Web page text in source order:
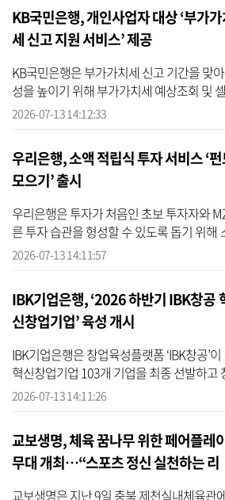
KB국민은행, 개인사업자 대상 ‘부가
세 신고 지원 서비스’ 제공
KB국민은행은 부가가치세 신고 기간을 맞
성을 높이기 위해 부가가치세 예상조회 및
다고 13일 밝혔다. KB국민은행에 따르면 이
2026-07-13 14:12:33
우리은행, 소액 적립식 투자 서비스 ‘
모으기’ 출시
우리은행은 투자가 처음인 초보 투자자와
른 투자 습관을 형성할 수 있도록 돕기 위해
인 ‘펀드 모으기’를 출시했다고 13일 밝혔다.
2026-07-13 14:11:57
IBK기업은행, ‘2026 하반기 IBK창공
신창업기업’ 육성 개시
IBK기업은행은 창업육성플랫폼 ‘IBK창공’
혁신창업기업 103개 기업을 최종 선발하고
작한다고 13일 밝혔다. IBK기업은행에 따르
2026-07-13 14:11:26
교보생명, 체육 꿈나무 위한 페어플레
무대 개최…“스포츠 정신 실천하는 리
교보생명은 지난 9일 충북 제천실내체육관